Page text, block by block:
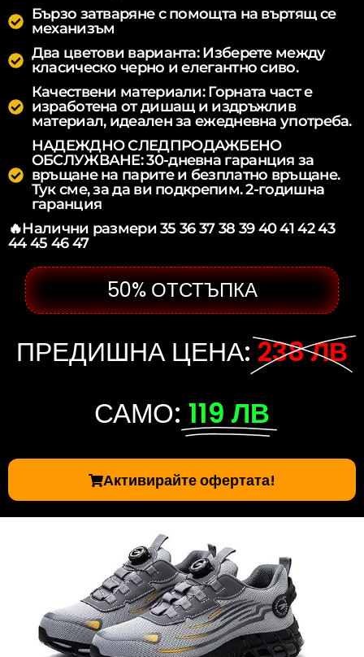
Бързо затваряне с помощта на въртящ се
механизъм
Два цветови варианта: Изберете между
класическо черно и елегантно сиво.
Качествени материали: Горната част е
изработена от дишащ и издръжлив
материал, идеален за ежедневна употреба.
НАДЕЖДНО СЛЕДПРОДАЖБЕНО
ОБСЛУЖВАНЕ: 30-дневна гаранция за
връщане на парите и безплатно връщане.
Тук сме, за да ви подкрепим. 2-годишна
гаранция
🔥Налични размери 35 36 37 38 39 40 41 42 43
44 45 46 47
50% ОТСТЪПКА
ПРЕДИШНА ЦЕНА: 238 ЛВ
САМО: 119 ЛВ
Активирайте офертата!